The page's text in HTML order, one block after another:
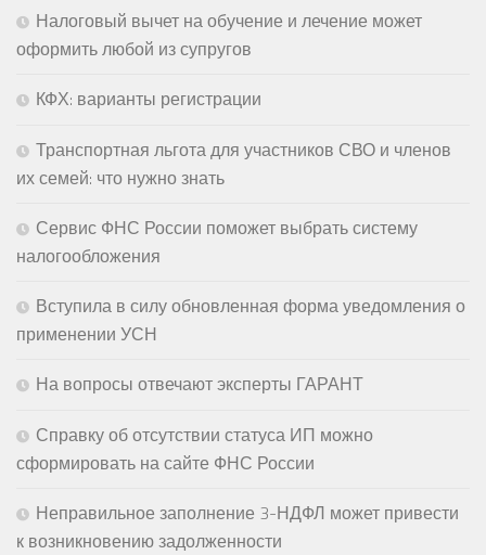
Налоговый вычет на обучение и лечение может
оформить любой из супругов
КФХ: варианты регистрации
Транспортная льгота для участников СВО и членов
их семей: что нужно знать
Сервис ФНС России поможет выбрать систему
налогообложения
Вступила в силу обновленная форма уведомления о
применении УСН
На вопросы отвечают эксперты ГАРАНТ
Справку об отсутствии статуса ИП можно
сформировать на сайте ФНС России
Неправильное заполнение 3-НДФЛ может привести
к возникновению задолженности